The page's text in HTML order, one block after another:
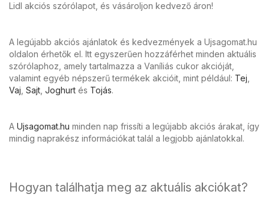
Lidl akciós szórólapot, és vásároljon kedvező áron!
A legújabb akciós ajánlatok és kedvezmények a Ujsagomat.hu
oldalon érhetők el. Itt egyszerűen hozzáférhet minden aktuális
szórólaphoz, amely tartalmazza a Vaníliás cukor akcióját,
valamint egyéb népszerű termékek akcióit, mint például: Tej
Vaj Sajt Joghurt és Tojás.
A Ujsagomat.hu minden nap frissíti a legújabb akciós árakat, így
mindig naprakész információkat talál a legjobb ajánlatokkal.
Hogyan találhatja meg az aktuális akciókat?